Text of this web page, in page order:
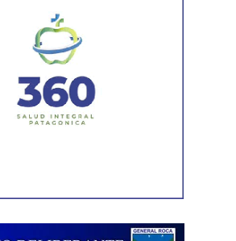
que la propia auditoría reconocía
todavía estaba pendiente.
valoró que la madre había
en el cuadro de dermatitis de su
de marca y remarcó que esa